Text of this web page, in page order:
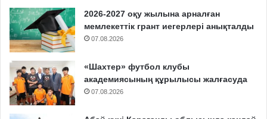
2026-2027 оқу жылына арналған
мемлекеттік грант иегерлері анықталды
07.08.2026
«Шахтер» футбол клубы
академиясының құрылысы жалғасуда
07.08.2026